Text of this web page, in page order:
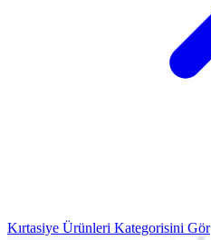
Kırtasiye Ürünleri Kategorisini Gör